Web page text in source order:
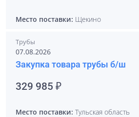
Место поставки: Щекино
Трубы
07.08.2026
Закупка товара трубы б/ш
329 985 ₽
Место поставки: Тульская область